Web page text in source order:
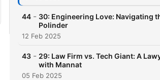
y a
44 - 30: Engineering Love: Navigating
Polinder
12 Feb 2025
43 - 29: Law Firm vs. Tech Giant: A
with Mannat
05 Feb 2025